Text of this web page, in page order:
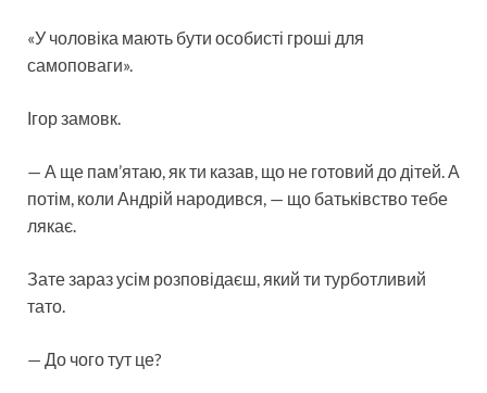
«У чоловіка мають бути особисті гроші для
самоповаги».
Ігор замовк.
— А ще пам’ятаю, як ти казав, що не готовий до дітей. А
потім, коли Андрій народився, — що батьківство тебе
лякає.
Зате зараз усім розповідаєш, який ти турботливий
тато.
— До чого тут це?